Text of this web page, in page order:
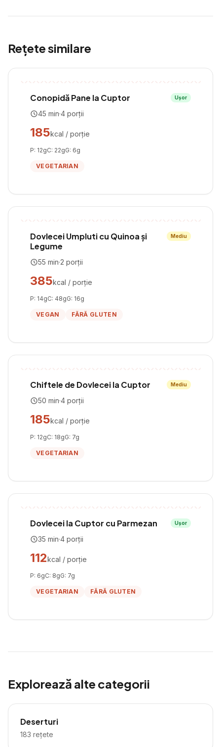
Rețete similare
Conopidă Pane la Cuptor Ușor
45 min·4 porții
185kcal / porție
P: 12gC: 22gG: 6g
VEGETARIAN
Dovlecei Umpluti cu Quinoa și
Legume
Mediu
55 min·2 porții
385kcal / porție
P: 14gC: 48gG: 16g
VEGAN FĂRĂ GLUTEN
Chiftele de Dovlecei la Cuptor Mediu
50 min·4 porții
185kcal / porție
P: 12gC: 18gG: 7g
VEGETARIAN
Dovlecei la Cuptor cu Parmezan Ușor
35 min·4 porții
112kcal / porție
P: 6gC: 8gG: 7g
VEGETARIAN FĂRĂ GLUTEN
Explorează alte categorii
Deserturi
183 rețete